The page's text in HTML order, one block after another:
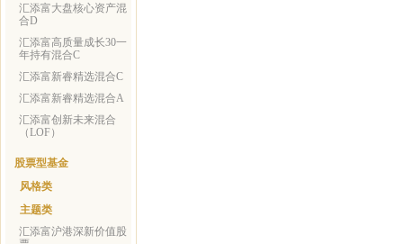
汇添富大盘核心资产混
合D
汇添富高质量成长30一
年持有混合C
汇添富新睿精选混合C
汇添富新睿精选混合A
汇添富创新未来混合
（LOF）
股票型基金
风格类
主题类
汇添富沪港深新价值股